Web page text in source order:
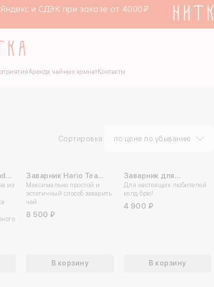
и СДЭК при заказе от 4000₽
Аренда чайных комнат Контакты
Сортировка: по цене по убыванию
из
Заварник Hario Tea
Dripper Largo 350 мл
Максимально простой и
эстетичный способ заварить
чай
8 500 ₽
В корзину
Заварник для
холодного чая Hario
Cold Brew
Для настоящих любителей
колд брю!
4 900 ₽
В корзину